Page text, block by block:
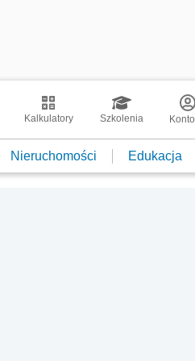
Kalkulatory Szkolenia Konto
Nieruchomości Edukacja